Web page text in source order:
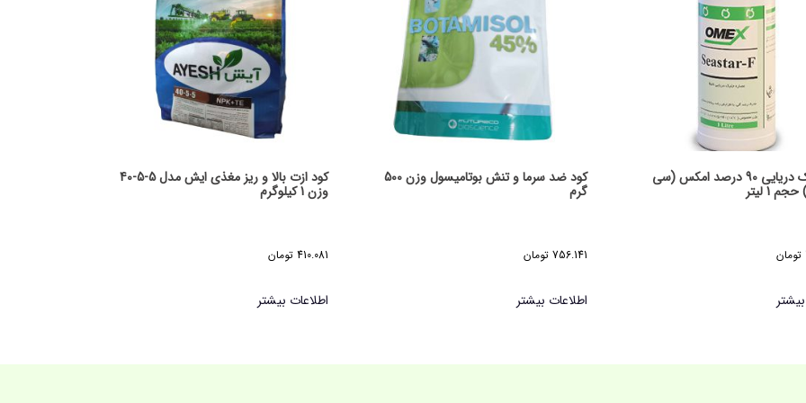
کود جلبک دریایی 90 درصد امکس (سی
1 لیتر
تومان
کود ضد سرما و تنش بوتامیسول وزن 500
گرم
756.141 تومان
اطلاعات بیشتر
کود ازت بالا و ریز مغذی ایش مدل 5-5-40
وزن 1 کیلوگرم
410.081 تومان
اطلاعات بیشتر